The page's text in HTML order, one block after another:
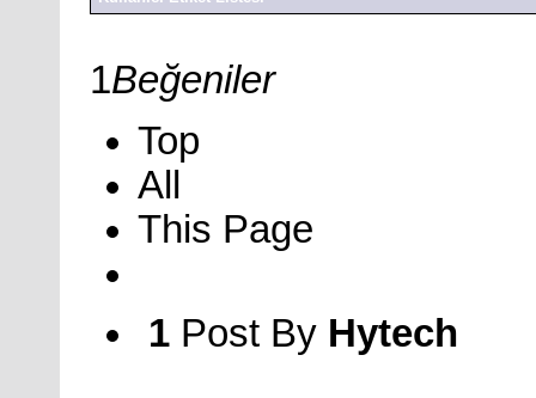
1Beğeniler
Top
All
This Page
1 Post By Hytech